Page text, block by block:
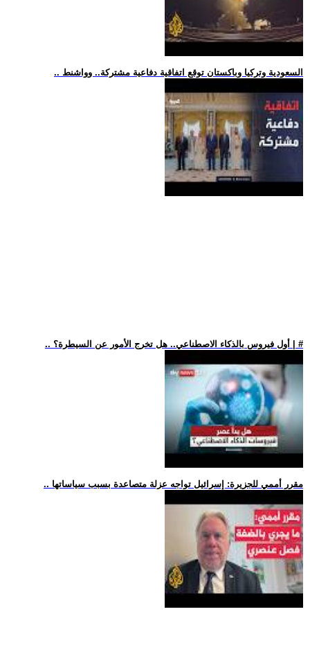
.. السعودية وتركيا وباكستان توقع اتفاقية دفاعية مشتركة.. وواشنط
.. أول فيروس بالذكاء الاصطناعي.. هل تخرج الأمور عن السيطرة؟ | #
.. مقرر أممي للجزيرة: إسرائيل تواجه عزلة متصاعدة بسبب سياساتها